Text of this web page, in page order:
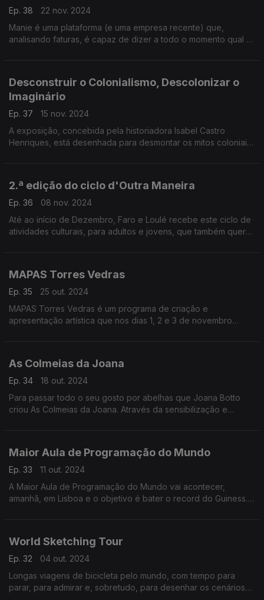
Ep. 38
22 nov. 2024
Manie é uma plataforma (e uma empresa recente) que,
analisando faturas, é capaz de dizer a todo o momento qual é
Desconstruir o Colonialismo, Descolonizar o
Imaginário
Ep. 37
15 nov. 2024
A exposição, concebida pela historiadora Isabel Castro
Henriques, está desenhada para desmontar os mitos coloniais
2.ª edição do ciclo d'Outra Maneira
Ep. 36
08 nov. 2024
Até ao início de Dezembro, Faro e Loulé recebe este ciclo de
atividades culturais, para adultos e jovens, que também quer
MAPAS Torres Vedras
Ep. 35
25 out. 2024
MAPAS Torres Vedras é um programa de criação e
apresentação artística que nos dias 1, 2 e 3 de novembro
As Colmeias da Joana
Ep. 34
18 out. 2024
Para passar todo o seu gosto por abelhas que Joana Botto
criou As Colmeias da Joana. Através da sensibilização e
Maior Aula de Programação do Mundo
Ep. 33
11 out. 2024
A Maior Aula de Programação do Mundo vai acontecer,
amanhã, em Lisboa e o objetivo é bater o record do Guiness.
World Sketching Tour
Ep. 32
04 out. 2024
Longas viagens de bicicleta pelo mundo, com tempo para
parar, para admirar e, sobretudo, para desenhar os cenários